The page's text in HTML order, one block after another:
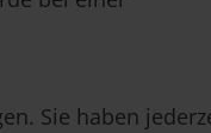
Sie haben